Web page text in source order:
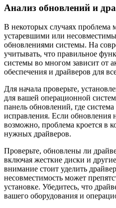
Анализ обновлений и
В некоторых случаях проблема
устаревшими или
обновлениями системы. На
учитывать, что правильное
системы во многом зависит от
обеспечения и драйверов для
Для начала проверьте,
для вашей операционной
панель обновлений, где
исправления. Если обновления
возможно, проблема кроется в
нужных драйверов.
Проверьте, обновлены ли
включая жесткие диски и
внимание стоит уделить
несовместимость может
установке. Убедитесь, что
вашего оборудования и